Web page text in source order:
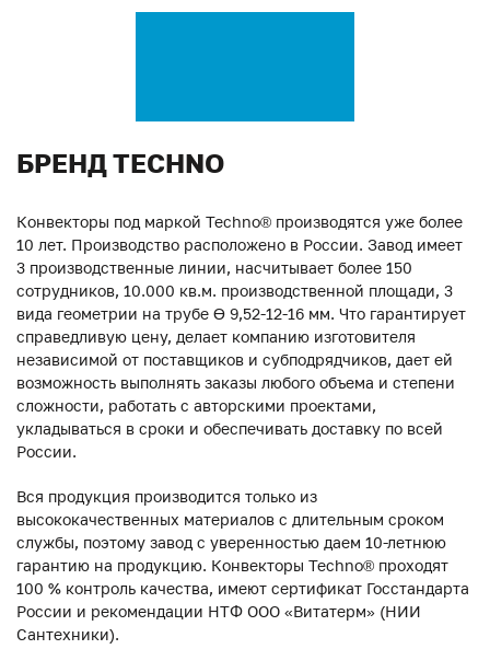
БРЕНД TECHNO
Конвекторы под маркой Techno® производятся уже более
10 лет. Производство расположено в России. Завод имеет
3 производственные линии, насчитывает более 150
сотрудников, 10.000 кв.м. производственной площади, 3
вида геометрии на трубе ϴ 9,52-12-16 мм. Что гарантирует
справедливую цену, делает компанию изготовителя
независимой от поставщиков и субподрядчиков, дает ей
возможность выполнять заказы любого объема и степени
сложности, работать с авторскими проектами,
укладываться в сроки и обеспечивать доставку по всей
России.
Вся продукция производится только из
высококачественных материалов с длительным сроком
службы, поэтому завод с уверенностью даем 10-летнюю
гарантию на продукцию. Конвекторы Techno® проходят
100 % контроль качества, имеют сертификат Госстандарта
России и рекомендации НТФ ООО «Витатерм» (НИИ
Сантехники).